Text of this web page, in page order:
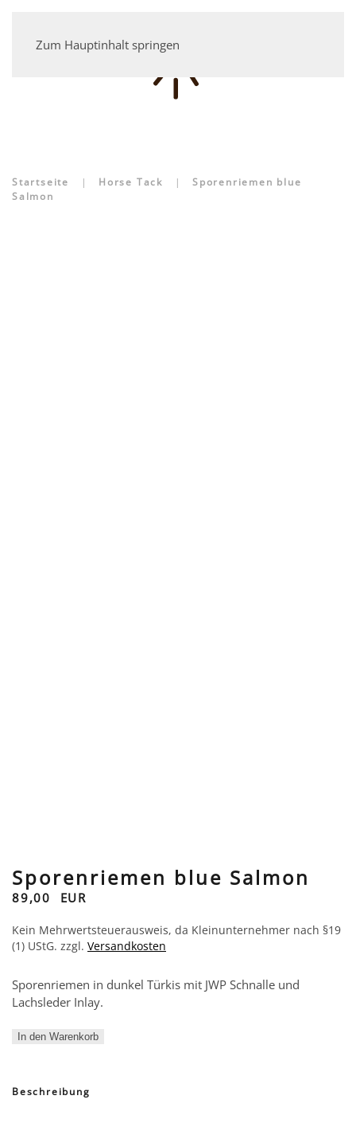
Zum Hauptinhalt springen
Startseite Horse Tack
Sporenriemen blue
Salmon
Sporenriemen blue Salmon
89,00 EUR
Kein Mehrwertsteuerausweis, da Kleinunternehmer nach §19
(1) UStG. zzgl. Versandkosten
Sporenriemen in dunkel Türkis mit JWP Schnalle und
Lachsleder Inlay.
Sporenriemen
Menge
In den Warenkorb
Beschreibung